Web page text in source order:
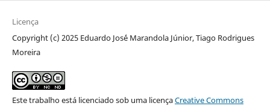
Licença
Copyright (c) 2025 Eduardo Jos´é Marandola Júnior, Tiago Rodrigues
Moreira
Este trabalho está licenciado sob uma licençaCreative Commons